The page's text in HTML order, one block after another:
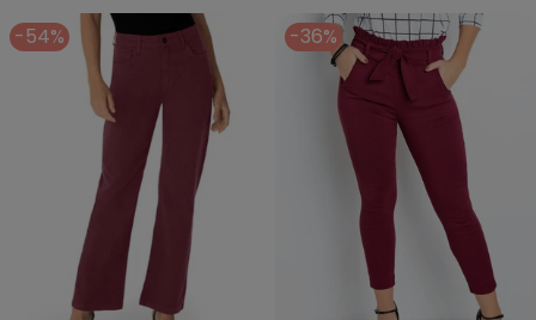
-54% -36%